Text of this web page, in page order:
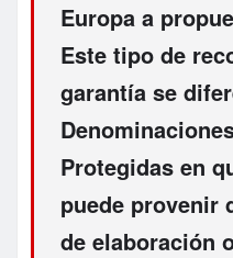
Europa a
Este tipo de
garantía se
Protegidas en
puede provenir
de elaboración